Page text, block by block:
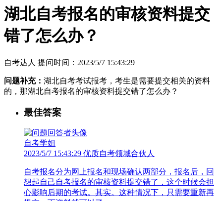
湖北自考报名的审核资料提交
错了怎么办？
自考达人 提问时间：2023/5/7 15:43:29
问题补充： 湖北自考考试报考，考生是需要提交相关的资料
的，那湖北自考报名的审核资料提交错了怎么办？
最佳答案
自考学姐
2023/5/7 15:43:29 优质自考领域合伙人
自考报名分为网上报名和现场确认两部分，报名后，回
想起自己自考报名的审核资料提交错了，这个时候会担
心影响后期的考试。其实。这种情况下，只需要重新再